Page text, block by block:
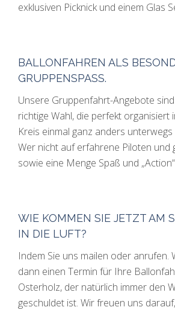
exklusiven Picknick und einem Glas
BALLONFAHREN ALS
GRUPPENSPASS.
Unsere Gruppenfahrt-Angebote
richtige Wahl, die perfekt organisiert
Kreis einmal ganz anders
Wer nicht auf erfahrene Piloten und
sowie eine Menge Spaß und
WIE KOMMEN SIE JETZT AM
IN DIE LUFT?
Indem Sie uns mailen oder anrufen.
dann einen Termin für Ihre
Osterholz, der natürlich immer den
geschuldet ist. Wir freuen uns